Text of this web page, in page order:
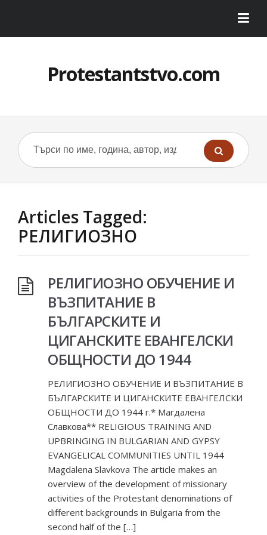
Protestantstvo.com
Articles Tagged:
РЕЛИГИОЗНО
РЕЛИГИОЗНО ОБУЧЕНИЕ И
ВЪЗПИТАНИЕ В
БЪЛГАРСКИТЕ И
ЦИГАНСКИТЕ ЕВАНГЕЛСКИ
ОБЩНОСТИ ДО 1944
РЕЛИГИОЗНО ОБУЧЕНИЕ И ВЪЗПИТАНИЕ В
БЪЛГАРСКИТЕ И ЦИГАНСКИТЕ ЕВАНГЕЛСКИ
ОБЩНОСТИ ДО 1944 г.* Магдалена
Славкова** RELIGIOUS TRAINING AND
UPBRINGING IN BULGARIAN AND GYPSY
EVANGELICAL COMMUNITIES UNTIL 1944
Magdalena Slavkova The article makes an
overview of the development of missionary
activities of the Protestant denominations of
different backgrounds in Bulgaria from the
second half of the […]